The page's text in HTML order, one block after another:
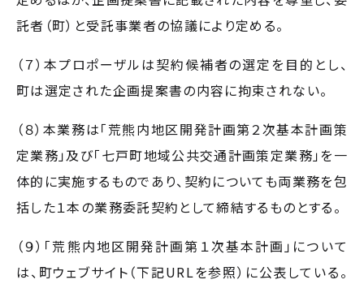
託者（町）と受託事業者の協議により定める。
（７）本プロポーザルは契約候補者の選定を目的とし、
町は選定された企画提案書の内容に拘束されない。
（８）本業務は「荒熊内地区開発計画第２次基本計画策
定業務」及び「七戸町地域公共交通計画策定業務」を一
体的に実施するものであり、契約についても両業務を包
括した１本の業務委託契約として締結するものとする。
（９）「荒熊内地区開発計画第１次基本計画」について
は、町ウェブサイト（下記URLを参照）に公表している。